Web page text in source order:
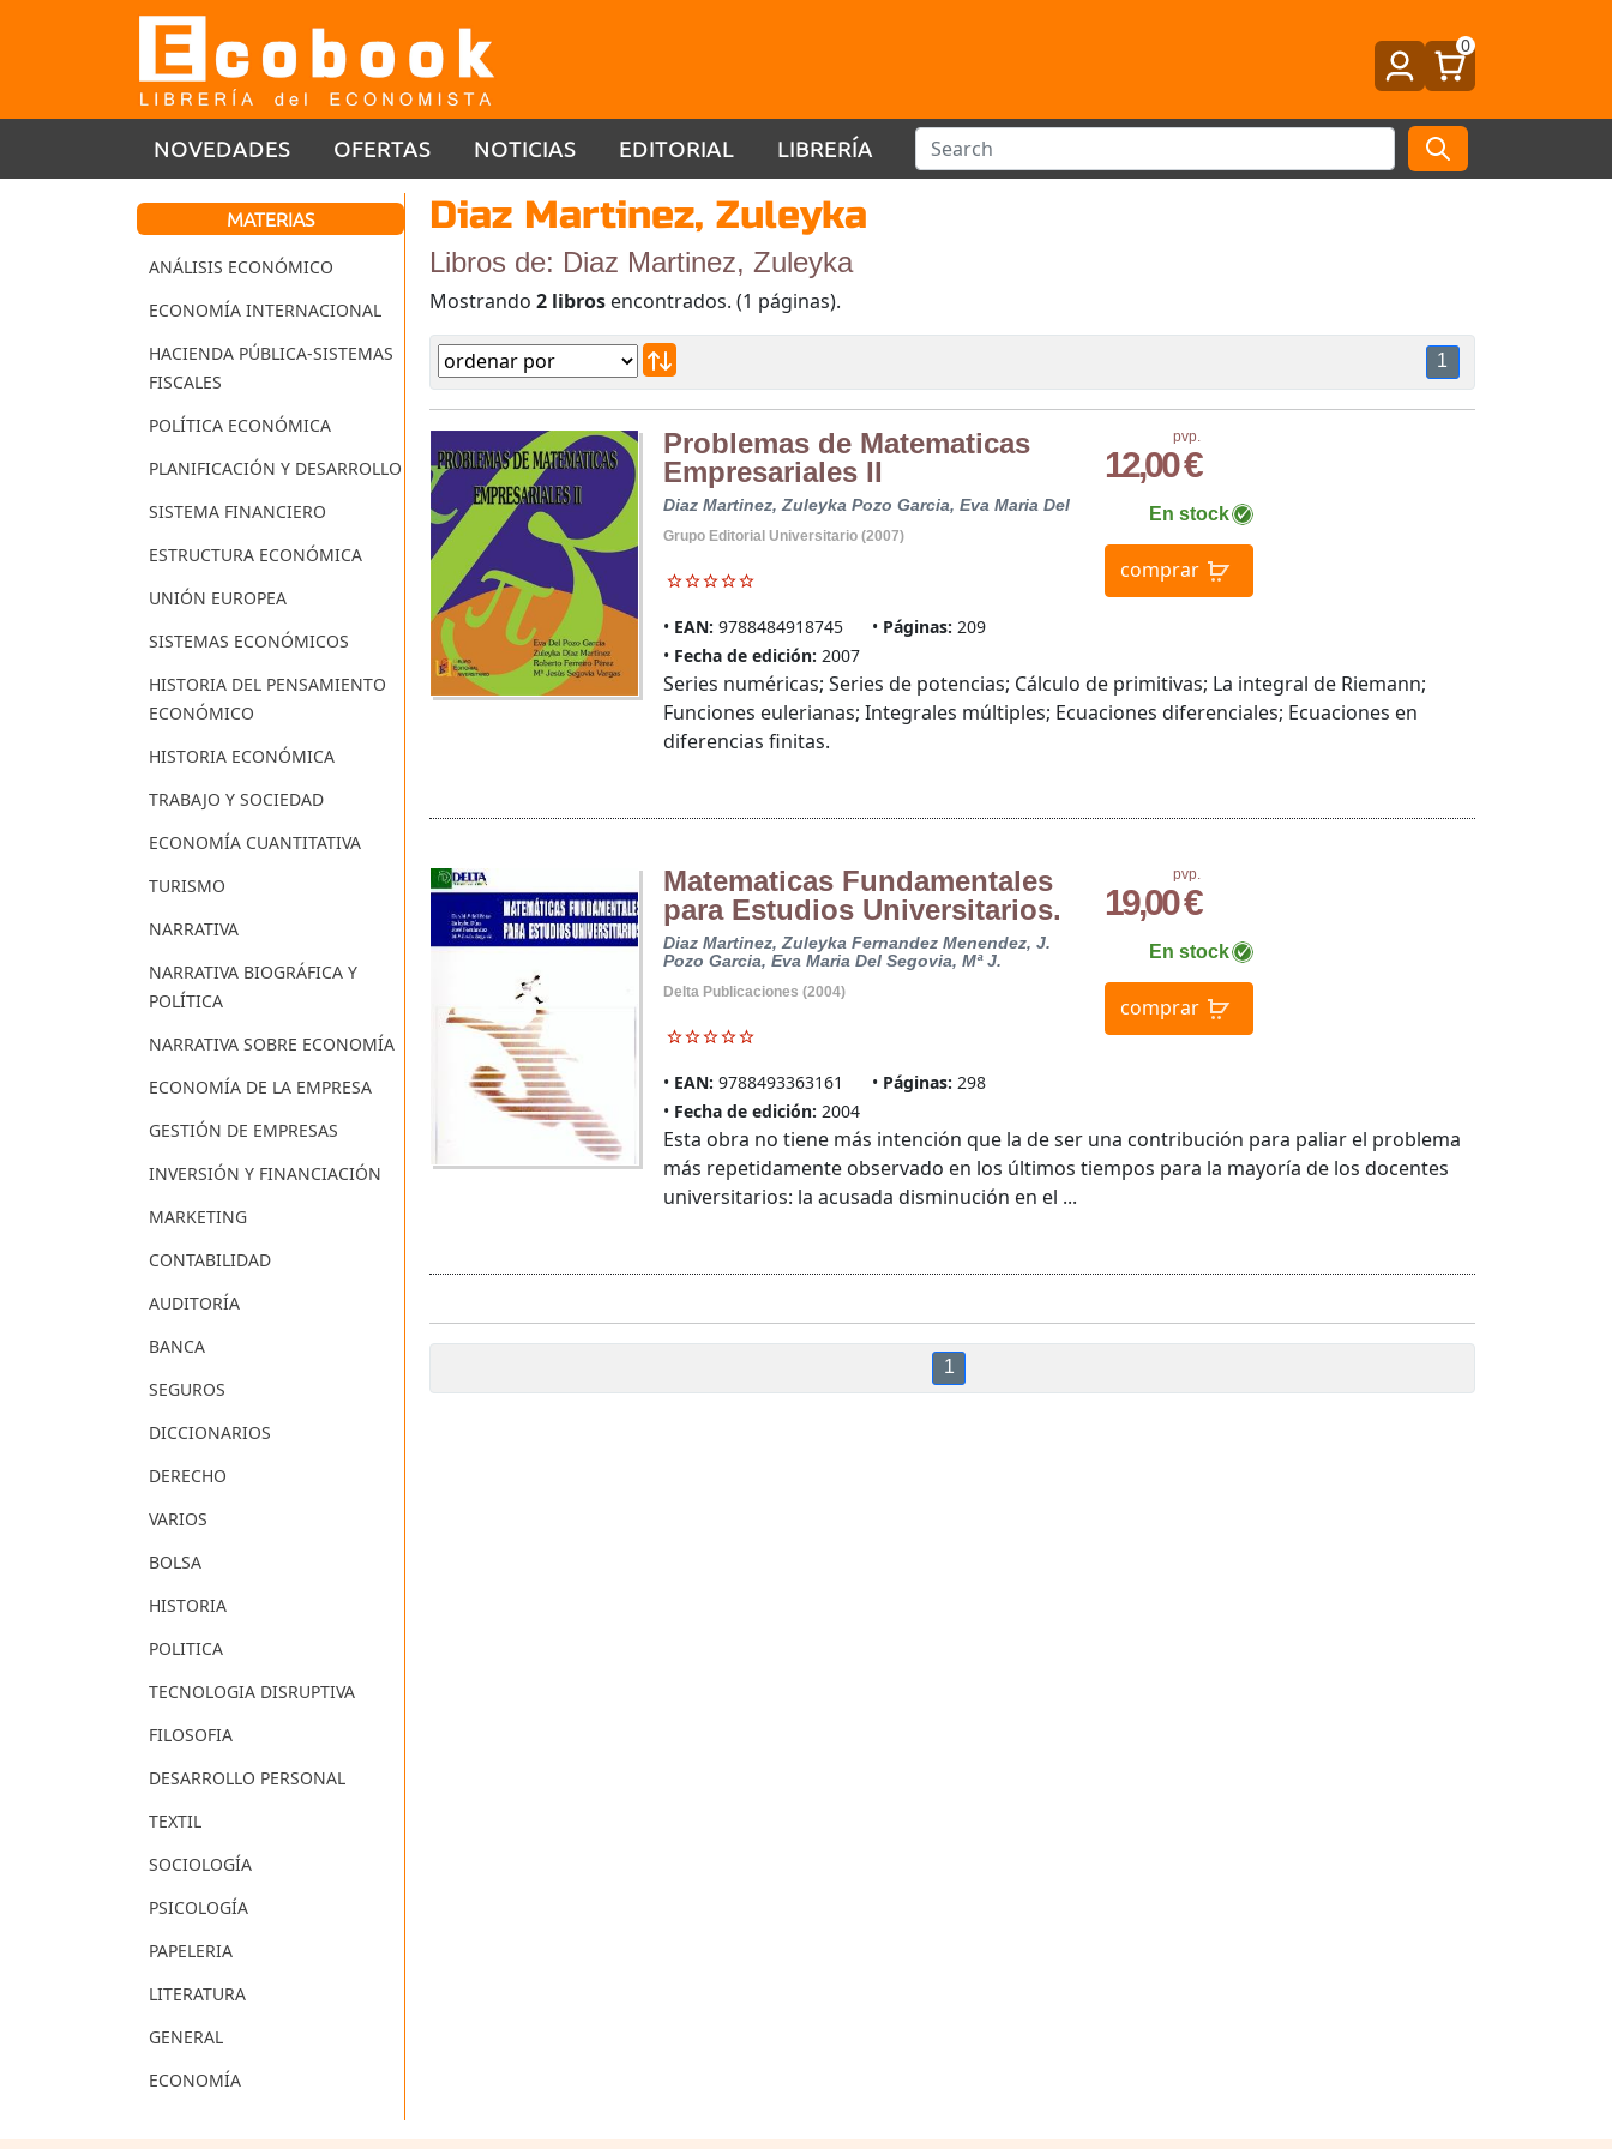
0
NOVEDADES OFERTAS NOTICIAS EDITORIAL LIBRERÍA
MATERIAS
ANÁLISIS ECONÓMICO
ECONOMÍA INTERNACIONAL
HACIENDA PÚBLICA-SISTEMAS
FISCALES
POLÍTICA ECONÓMICA
PLANIFICACIÓN Y DESARROLLO
SISTEMA FINANCIERO
ESTRUCTURA ECONÓMICA
UNIÓN EUROPEA
SISTEMAS ECONÓMICOS
HISTORIA DEL PENSAMIENTO
ECONÓMICO
HISTORIA ECONÓMICA
TRABAJO Y SOCIEDAD
ECONOMÍA CUANTITATIVA
TURISMO
NARRATIVA
NARRATIVA BIOGRÁFICA Y
POLÍTICA
NARRATIVA SOBRE ECONOMÍA
ECONOMÍA DE LA EMPRESA
GESTIÓN DE EMPRESAS
INVERSIÓN Y FINANCIACIÓN
MARKETING
CONTABILIDAD
AUDITORÍA
BANCA
SEGUROS
DICCIONARIOS
DERECHO
VARIOS
BOLSA
HISTORIA
POLITICA
TECNOLOGIA DISRUPTIVA
FILOSOFIA
DESARROLLO PERSONAL
TEXTIL
SOCIOLOGÍA
PSICOLOGÍA
PAPELERIA
LITERATURA
GENERAL
ECONOMÍA
Diaz Martinez, Zuleyka
Libros de: Diaz Martinez, Zuleyka
Mostrando2 libros encontrados. (1 páginas).
1
Problemas de Matematicas
Empresariales II
Diaz Martinez, Zuleyka Pozo Garcia, Eva Maria Del
Grupo Editorial Universitario (2007)
EAN: 9788484918745 Páginas: 209
Fecha de edición: 2007
pvp.
12,00 €
En stock
comprar
Series numéricas; Series de potencias; Cálculo de primitivas; La integral de Riemann;
Funciones eulerianas; Integrales múltiples; Ecuaciones diferenciales; Ecuaciones en
diferencias finitas.
Matematicas Fundamentales
para Estudios Universitarios.
Diaz Martinez, Zuleyka Fernandez Menendez, J.
Pozo Garcia, Eva Maria Del Segovia, Mª J.
Delta Publicaciones (2004)
EAN: 9788493363161 Páginas: 298
Fecha de edición: 2004
pvp.
19,00 €
En stock
comprar
Esta obra no tiene más intención que la de ser una contribución para paliar el problema
más repetidamente observado en los últimos tiempos para la mayoría de los docentes
universitarios: la acusada disminución en el ...
1